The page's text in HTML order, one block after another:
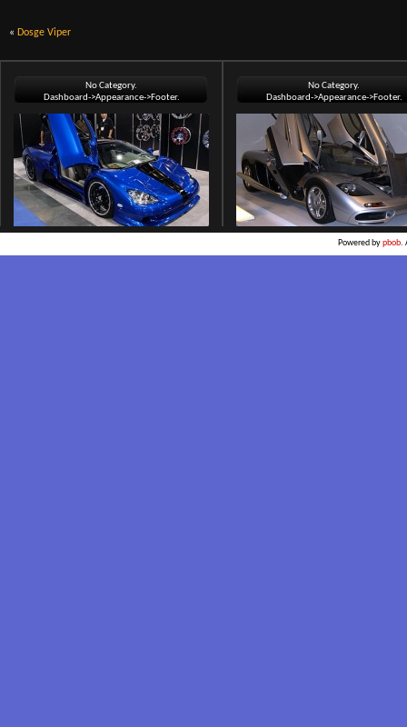
« Dosge Viper
No Category.
Dashboard->Appearance->Footer.
No Category.
Dashboard->Appearance->Footer.
Powered bypbob.